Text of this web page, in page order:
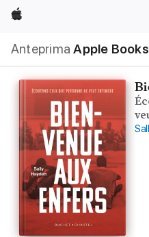
Apple
Anteprima Apple Books
locale
Apri
Menu